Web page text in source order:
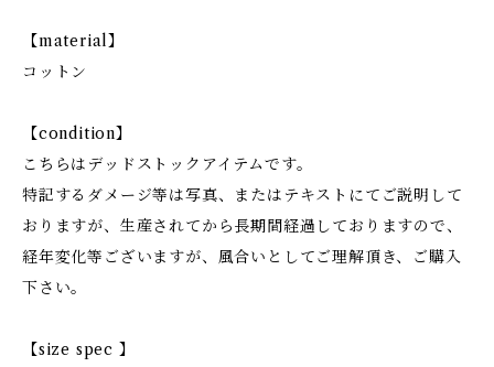
【material】
コットン
【condition】
こちらはデッドストックアイテムです。
特記するダメージ等は写真、またはテキストにてご説明して
おりますが、生産されてから長期間経過しておりますので、
経年変化等ございますが、風合いとしてご理解頂き、ご購入
下さい。
【size spec 】